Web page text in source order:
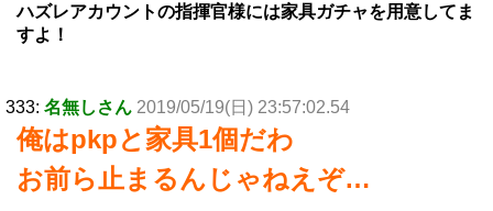
ハズレアカウントの指揮官様には家具ガチャを用意してま
すよ！
333: 名無しさん 2019/05/19(日) 23:57:02.54
俺はpkpと家具1個だわ
お前ら止まるんじゃねえぞ…